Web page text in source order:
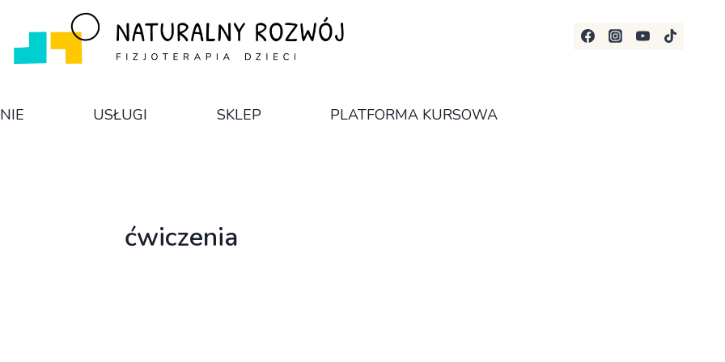
USŁUGI SKLEP PLATFORMA KURSOWA
ćwiczenia